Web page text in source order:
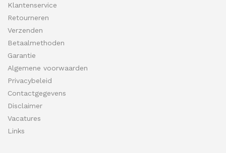
Klantenservice
Retourneren
Verzenden
Betaalmethoden
Garantie
Algemene voorwaarden
Privacybeleid
Contactgegevens
Disclaimer
Vacatures
Links